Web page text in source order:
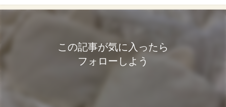
この記事が気に入ったら
フォローしよう